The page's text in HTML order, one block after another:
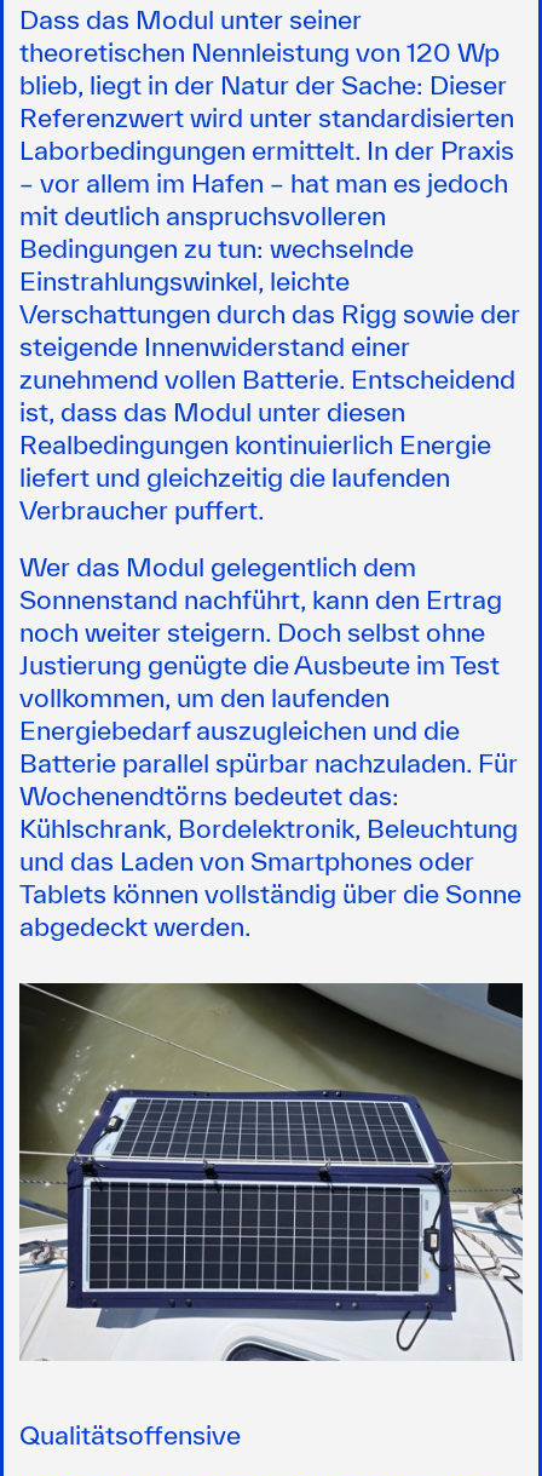
Dass das Modul unter seiner
theoretischen Nennleistung von 120 Wp
blieb, liegt in der Natur der Sache: Dieser
Referenzwert wird unter standardisierten
Laborbedingungen ermittelt. In der Praxis
– vor allem im Hafen – hat man es jedoch
mit deutlich anspruchsvolleren
Bedingungen zu tun: wechselnde
Einstrahlungswinkel, leichte
Verschattungen durch das Rigg sowie der
steigende Innenwiderstand einer
zunehmend vollen Batterie. Entscheidend
ist, dass das Modul unter diesen
Realbedingungen kontinuierlich Energie
liefert und gleichzeitig die laufenden
Verbraucher puffert.
Wer das Modul gelegentlich dem
Sonnenstand nachführt, kann den Ertrag
noch weiter steigern. Doch selbst ohne
Justierung genügte die Ausbeute im Test
vollkommen, um den laufenden
Energiebedarf auszugleichen und die
Batterie parallel spürbar nachzuladen. Für
Wochenendtörns bedeutet das:
Kühlschrank, Bordelektronik, Beleuchtung
und das Laden von Smartphones oder
Tablets können vollständig über die Sonne
abgedeckt werden.
Qualitätsoffensive